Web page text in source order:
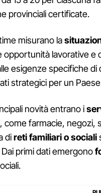
provinciali certificate.
misurano la
opportunità lavorative e
esigenze specifiche
strategici per un
novità entrano i
come farmacie, negozi,
direti familiari o sociali
primi dati emergono